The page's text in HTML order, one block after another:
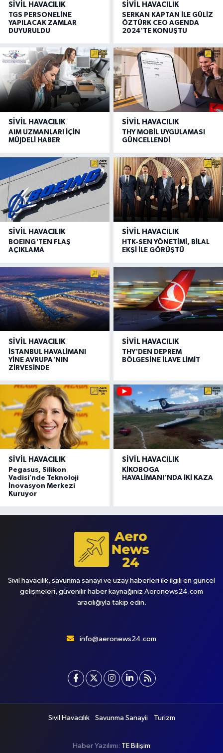
SIVIL HAVACILIK
TGS PERSONELİNE
YAPILACAK ZAMLAR
DUYURULDU
SIVIL HAVACILIK
SERKAN KAPTAN İLE GÜLİZ
ÖZTÜRK CEO AGENDA
2024'TE KONUŞTU
SIVIL HAVACILIK
AIM UZMANLARI İÇİN
MÜJDELİ HABER
SIVIL HAVACILIK
THY MOBİL UYGULAMASI
GÜNCELLENDİ
SIVIL HAVACILIK
BOEING'TEN FLAŞ
AÇIKLAMA
SIVIL HAVACILIK
HTK-SEN YÖNETİMİ, BİLAL
EKŞİ İLE GÖRÜŞTÜ
SIVIL HAVACILIK
İSTANBUL HAVALİMANI
YİNE AVRUPA'NIN
ZİRVESİNDE
SIVIL HAVACILIK
THY'DEN DEPREM
BÖLGESİNE İLAVE LİMİT
SIVIL HAVACILIK
Pegasus, Silikon
Vadisi’nde Teknoloji
İnovasyon Merkezi
Kuruyor
SIVIL HAVACILIK
KİKOBOGA
HAVALİMANI'NDA İKİ KAZA
Sivil havacılık, savunma sanayi ve uzay haberleri ile ilgili en güncel
gelişmeleri, güvenilir haber kaynağınız Aeronews24.com
aracılığıyla takip edin.
info@aeronews24.com
Sivil Havacılık Savunma Sanayii Turizm
Haber Yazılımı: TE Bilişim